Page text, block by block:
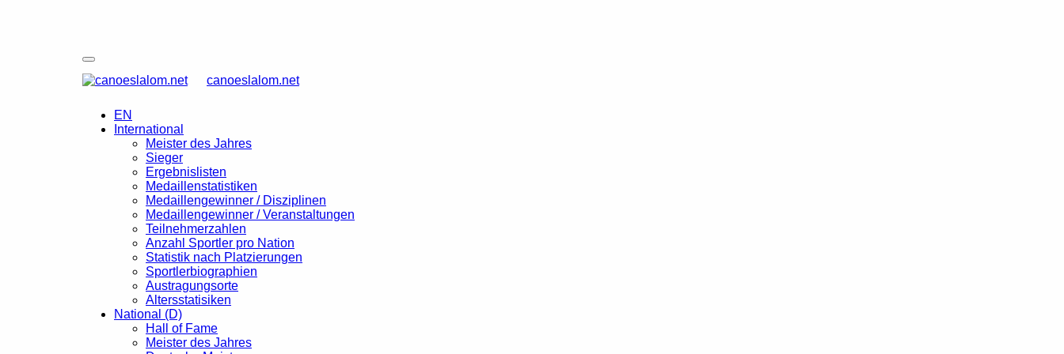
canoeslalom.net
EN
International
Meister des Jahres
Sieger
Ergebnislisten
Medaillenstatistiken
Medaillengewinner / Disziplinen
Medaillengewinner / Veranstaltungen
Teilnehmerzahlen
Anzahl Sportler pro Nation
Statistik nach Platzierungen
Sportlerbiographien
Austragungsorte
Altersstatisiken
National (D)
Hall of Fame
Meister des Jahres